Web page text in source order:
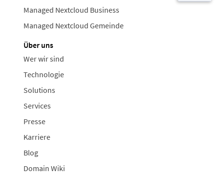
Managed Nextcloud Business
Managed Nextcloud Gemeinde
Über uns
Wer wir sind
Technologie
Solutions
Services
Presse
Karriere
Blog
Domain Wiki